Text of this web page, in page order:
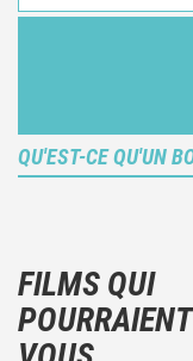
QU'EST-CE QU'UN
votre
N'hésitez pas
plutôt qu'à
FILMS QUI
POURRAIENT